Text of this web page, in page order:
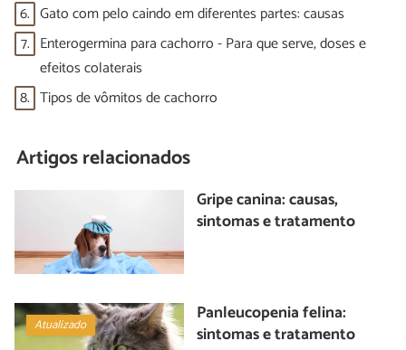
6. Gato com pelo caindo em diferentes partes: causas
7. Enterogermina para cachorro - Para que serve, doses e
efeitos colaterais
8. Tipos de vômitos de cachorro
Artigos relacionados
Gripe canina: causas,
sintomas e tratamento
Atualizado
Panleucopenia felina:
sintomas e tratamento